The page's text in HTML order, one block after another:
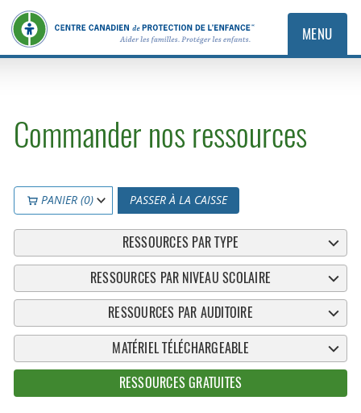
MENU
Commander nos ressources
PANIER (0) PASSER À LA CAISSE
RESSOURCES PAR TYPE
RESSOURCES PAR NIVEAU SCOLAIRE
RESSOURCES PAR AUDITOIRE
MATÉRIEL TÉLÉCHARGEABLE
RESSOURCES GRATUITES